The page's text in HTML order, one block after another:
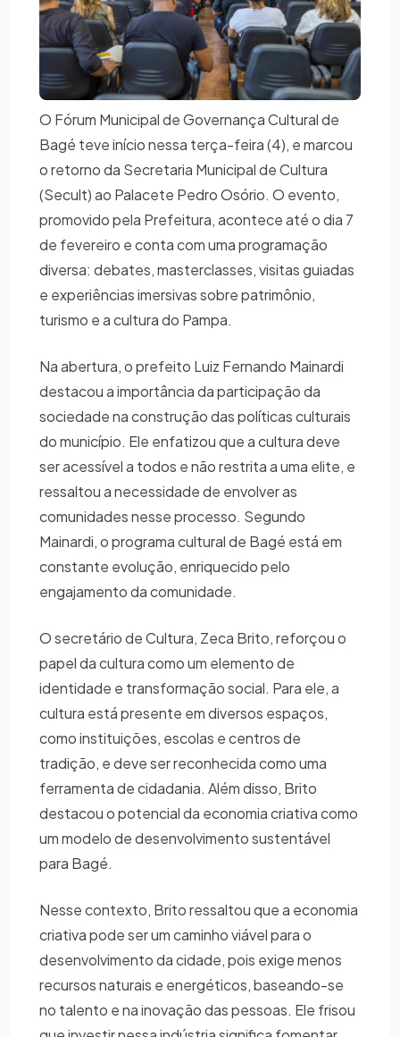
O Fórum Municipal de Governança Cultural de
Bagé teve início nessa terça-feira (4), e marcou
o retorno da Secretaria Municipal de Cultura
(Secult) ao Palacete Pedro Osório. O evento,
promovido pela Prefeitura, acontece até o dia 7
de fevereiro e conta com uma programação
diversa: debates, masterclasses, visitas guiadas
e experiências imersivas sobre patrimônio,
turismo e a cultura do Pampa.
Na abertura, o prefeito Luiz Fernando Mainardi
destacou a importância da participação da
sociedade na construção das políticas culturais
do município. Ele enfatizou que a cultura deve
ser acessível a todos e não restrita a uma elite, e
ressaltou a necessidade de envolver as
comunidades nesse processo. Segundo
Mainardi, o programa cultural de Bagé está em
constante evolução, enriquecido pelo
engajamento da comunidade.
O secretário de Cultura, Zeca Brito, reforçou o
papel da cultura como um elemento de
identidade e transformação social. Para ele, a
cultura está presente em diversos espaços,
como instituições, escolas e centros de
tradição, e deve ser reconhecida como uma
ferramenta de cidadania. Além disso, Brito
destacou o potencial da economia criativa como
um modelo de desenvolvimento sustentável
para Bagé.
Nesse contexto, Brito ressaltou que a economia
criativa pode ser um caminho viável para o
desenvolvimento da cidade, pois exige menos
recursos naturais e energéticos, baseando-se
no talento e na inovação das pessoas. Ele frisou